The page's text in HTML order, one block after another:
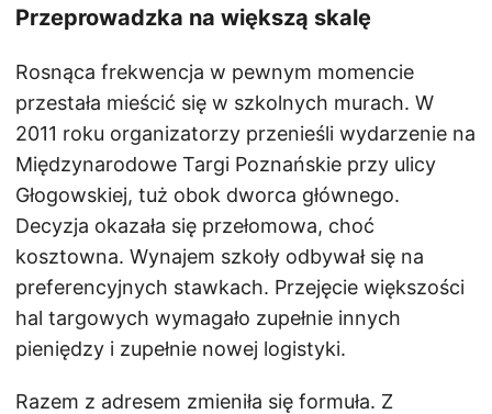
Przeprowadzka na większą skalę
Rosnąca frekwencja w pewnym momencie
przestała mieścić się w szkolnych murach. W
2011 roku organizatorzy przenieśli wydarzenie na
Międzynarodowe Targi Poznańskie przy ulicy
Głogowskiej, tuż obok dworca głównego.
Decyzja okazała się przełomowa, choć
kosztowna. Wynajem szkoły odbywał się na
preferencyjnych stawkach. Przejęcie większości
hal targowych wymagało zupełnie innych
pieniędzy i zupełnie nowej logistyki.
Razem z adresem zmieniła się formuła. Z